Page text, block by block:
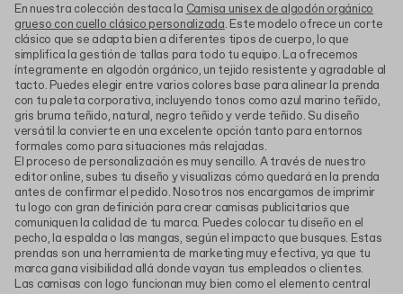
En nuestra colección destaca la Camisa unisex de algodón orgánico
grueso con cuello clásico personalizada. Este modelo ofrece un corte
clásico que se adapta bien a diferentes tipos de cuerpo, lo que
simplifica la gestión de tallas para todo tu equipo. La ofrecemos
íntegramente en algodón orgánico, un tejido resistente y agradable al
tacto. Puedes elegir entre varios colores base para alinear la prenda
con tu paleta corporativa, incluyendo tonos como azul marino teñido,
gris bruma teñido, natural, negro teñido y verde teñido. Su diseño
versátil la convierte en una excelente opción tanto para entornos
formales como para situaciones más relajadas.
El proceso de personalización es muy sencillo. A través de nuestro
editor online, subes tu diseño y visualizas cómo quedará en la prenda
antes de confirmar el pedido. Nosotros nos encargamos de imprimir
tu logo con gran definición para crear camisas publicitarios que
comuniquen la calidad de tu marca. Puedes colocar tu diseño en el
pecho, la espalda o las mangas, según el impacto que busques. Estas
prendas son una herramienta de marketing muy efectiva, ya que tu
marca gana visibilidad allá donde vayan tus empleados o clientes.
Las camisas con logo funcionan muy bien como el elemento central